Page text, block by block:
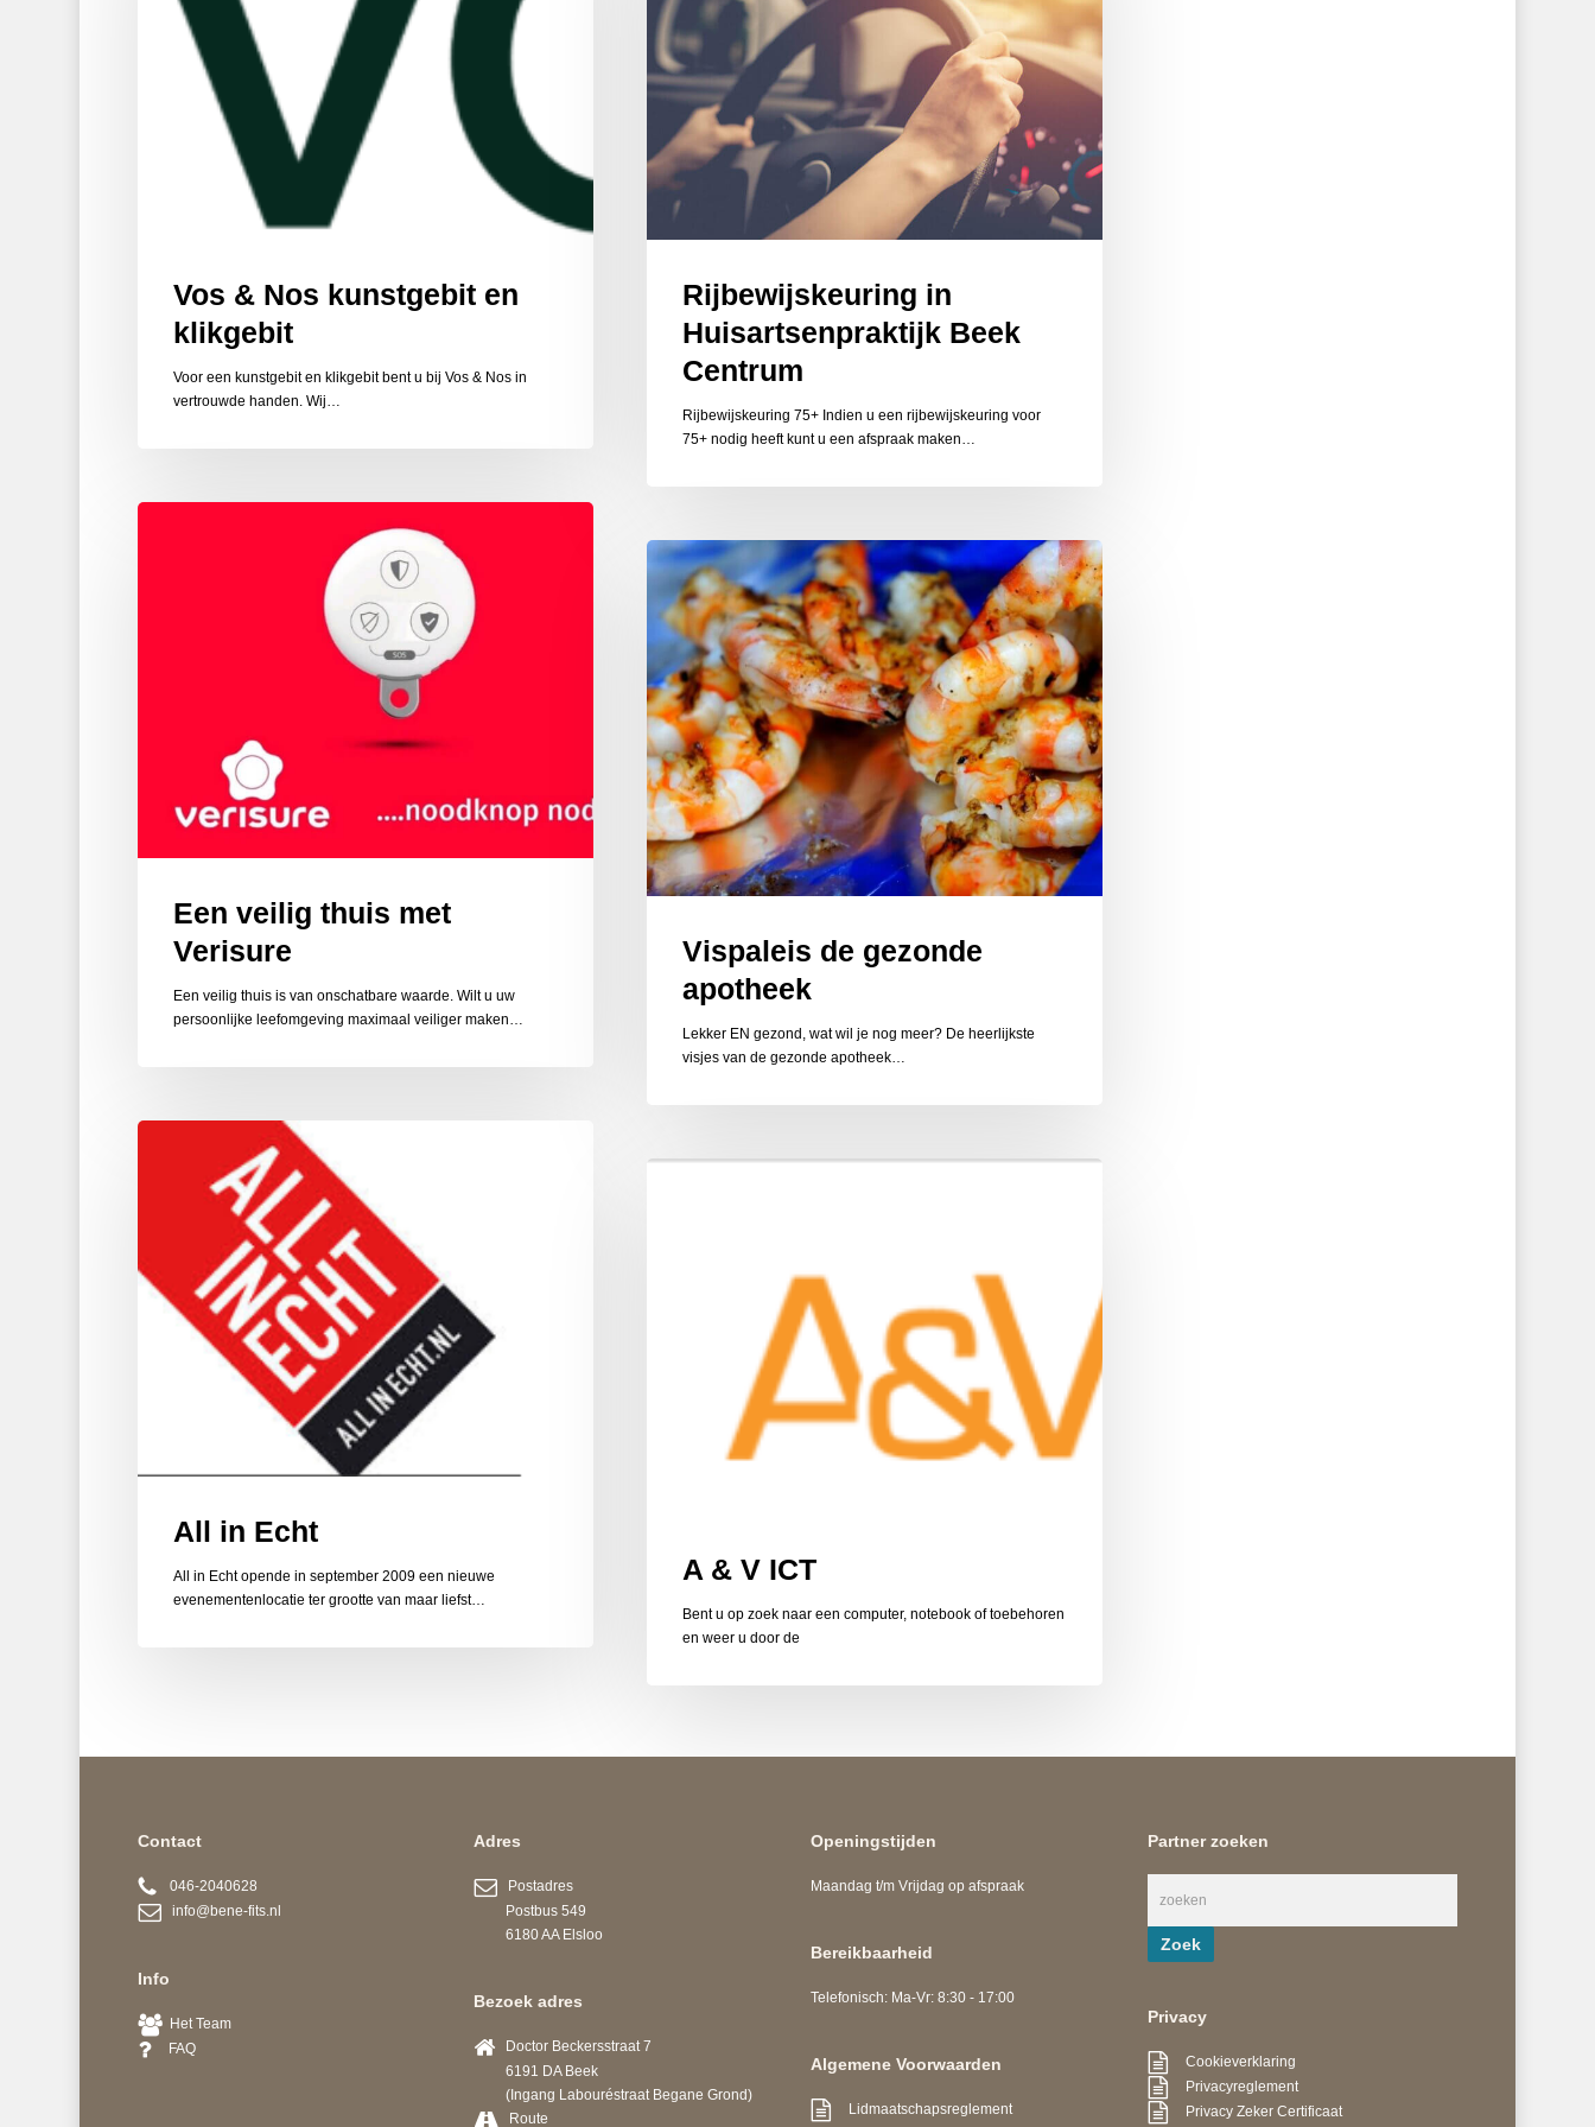
klikgebit
Vos & Nos kunstgebit en
klikgebit
Voor een kunstgebit en klikgebit bent u bij Vos & Nos in
vertrouwde handen. Wij…
Rijbewijskeuring in
Huisartsenpraktijk Beek
Centrum
Rijbewijskeuring 75+ Indien u een rijbewijskeuring voor
75+ nodig heeft kunt u een afspraak maken…
Een veilig thuis met
Verisure
Een veilig thuis is van onschatbare waarde. Wilt u uw
persoonlijke leefomgeving maximaal veiliger maken…
Vispaleis
de
gezonde
apotheek
Vispaleis de gezonde
apotheek
Lekker EN gezond, wat wil je nog meer? De heerlijkste
visjes van de gezonde apotheek…
All in Echt
All in Echt opende in september 2009 een nieuwe
evenementenlocatie ter grootte van maar liefst…
A & V ICT
Bent u op zoek naar een computer, notebook of toebehoren
en weer u door de
Contact
046-2040628
info@bene-fits.nl
Info
Het Team
FAQ
Adres
Postadres
Postbus 549
6180 AA Elsloo
Bezoek adres
Doctor Beckersstraat 7
6191 DA Beek
(Ingang Labouréstraat Begane Grond)
Route
Openingstijden
Maandag t/m Vrijdag op afspraak
Bereikbaarheid
Telefonisch: Ma-Vr: 8:30 - 17:00
Algemene Voorwaarden
Lidmaatschapsreglement
Partner zoeken
Privacy
Cookieverklaring
Privacyreglement
Privacy Zeker Certificaat